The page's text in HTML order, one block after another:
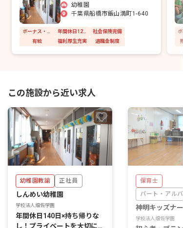
幼稚園
千葉県船橋市飯山満町1-640
社会保険完備
有給
福利厚生充実 退職金制度
この施設から近い求人
幼稚園教諭 正社員
しんめい幼稚園
学校法人畑佐学園
年間休日140日×持ち帰りな
し！プライベートを大切に働
保育士
パート・アルバ
神明キッズナー
学校法人畑佐学園